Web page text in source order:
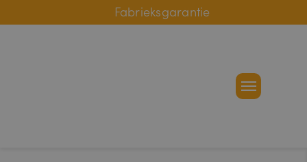
Online bestelhulp
Fabrieksgarantie